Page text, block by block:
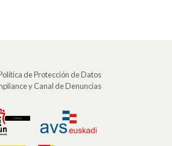
de Protección de Datos
y Canal de Denuncias